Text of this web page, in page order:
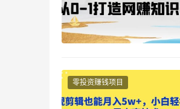
零投资赚钱项目